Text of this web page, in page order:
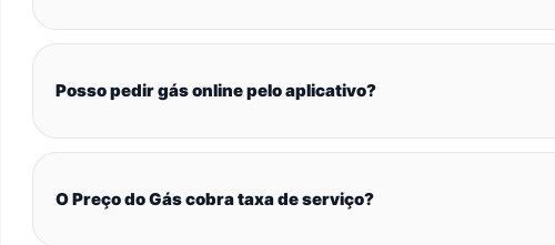
Posso pedir gás online pelo aplicativo?
O Preço do Gás cobra taxa de serviço?